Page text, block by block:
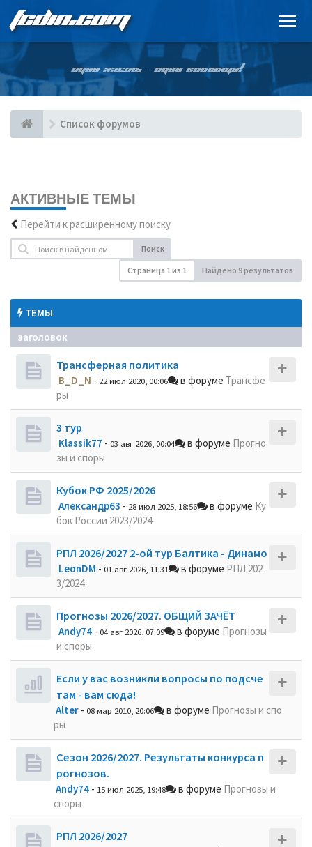
FCDIN.COM
ОДНА ЖИЗНЬ – ОДНА КОМАНДА!
Список форумов
АКТИВНЫЕ ТЕМЫ
Перейти к расширенному поиску
Поиск
Страница 1из 1 Найдено 9 результатов
ТЕМЫ
заголовок
Трансферная политика
B_D_N - 22 июл 2020, 00:06 в форуме Трансфе
ры
3 тур
Klassik77 - 03 авг 2026, 00:04 в форуме Прогно
зы и споры
Кубок РФ 2025/2026
Александр63 - 28 июл 2025, 18:56 в форуме Ку
бок России 2023/2024
РПЛ 2026/2027 2-ой тур Балтика - Динамо
LeonDM - 01 авг 2026, 11:31 в форуме РПЛ 202
3/2024
Прогнозы 2026/2027. ОБЩИЙ ЗАЧЁТ
Andy74 - 04 авг 2026, 07:09 в форуме Прогнозы
и споры
Если у вас возникли вопросы по подсче
там - вам сюда!
Alter - 08 мар 2010, 20:06 в форуме Прогнозы и спо
ры
Сезон 2026/2027. Результаты конкурса п
рогнозов.
Andy74 - 15 июл 2025, 19:48 в форуме Прогнозы и
споры
РПЛ 2026/2027